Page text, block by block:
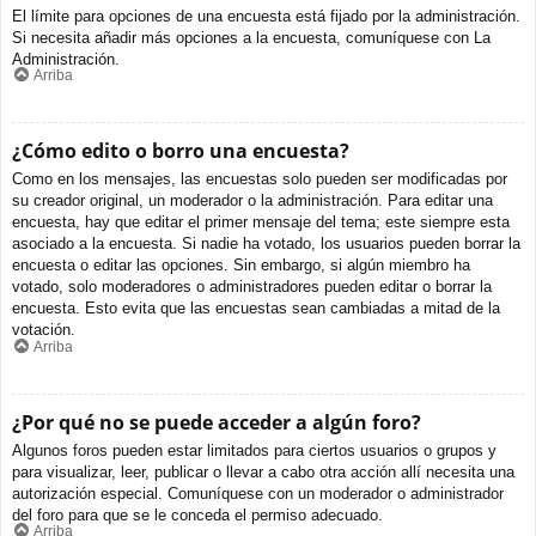
El límite para opciones de una encuesta está fijado por la administración.
Si necesita añadir más opciones a la encuesta, comuníquese con La
Administración.
Arriba
¿Cómo edito o borro una encuesta?
Como en los mensajes, las encuestas solo pueden ser modificadas por
su creador original, un moderador o la administración. Para editar una
encuesta, hay que editar el primer mensaje del tema; este siempre esta
asociado a la encuesta. Si nadie ha votado, los usuarios pueden borrar la
encuesta o editar las opciones. Sin embargo, si algún miembro ha
votado, solo moderadores o administradores pueden editar o borrar la
encuesta. Esto evita que las encuestas sean cambiadas a mitad de la
votación.
Arriba
¿Por qué no se puede acceder a algún foro?
Algunos foros pueden estar limitados para ciertos usuarios o grupos y
para visualizar, leer, publicar o llevar a cabo otra acción allí necesita una
autorización especial. Comuníquese con un moderador o administrador
del foro para que se le conceda el permiso adecuado.
Arriba